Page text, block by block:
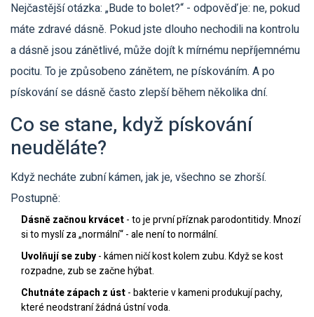
Nejčastější otázka: „Bude to bolet?“ - odpověď je: ne, pokud
máte zdravé dásně. Pokud jste dlouho nechodili na kontrolu
a dásně jsou zánětlivé, může dojít k mírnému nepříjemnému
pocitu. To je způsobeno zánětem, ne pískováním. A po
pískování se dásně často zlepší během několika dní.
Co se stane, když pískování
neuděláte?
Když necháte zubní kámen, jak je, všechno se zhorší.
Postupně:
Dásně začnou krvácet- to je první příznak parodontitidy. Mnozí
si to myslí za „normální“ - ale není to normální.
Uvolňují se zuby- kámen ničí kost kolem zubu. Když se kost
rozpadne, zub se začne hýbat.
Chutnáte zápach z úst- bakterie v kameni produkují pachy,
které neodstraní žádná ústní voda.